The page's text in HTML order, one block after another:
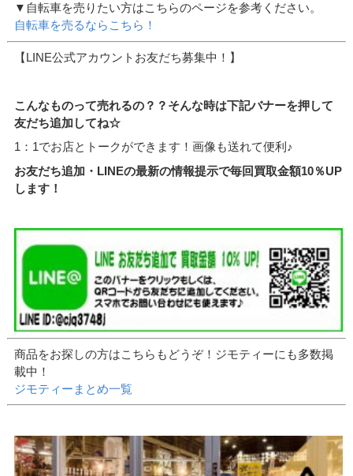
▼自転車を売りたい方はこちらのページを参考ください。
自転車を売るならこちら！
【LINE公式アカウントお友だち募集中！】
こんなものって売れるの？？そんな時は下記バナーを押して
友だち追加してね☆
1：1でお店とトークができます！画像も送れて便利♪
お友だち追加・LINEの最新の情報提示で毎回買取金額10％UP
します！
商品をお探しの方はこちらもどうぞ！ジモティーにも多数掲
載中！
ジモティーまとめ一覧